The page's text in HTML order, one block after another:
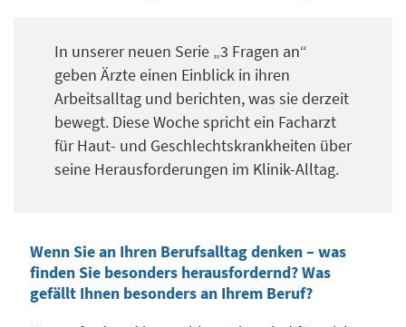
In unserer neuen Serie „3 Fragen an“
geben Ärzte einen Einblick in ihren
Arbeitsalltag und berichten, was sie derzeit
bewegt. Diese Woche spricht ein Facharzt
für Haut- und Geschlechtskrankheiten über
seine Herausforderungen im Klinik-Alltag.
Wenn Sie an Ihren Berufsalltag denken – was
finden Sie besonders herausfordernd? Was
gefällt Ihnen besonders an Ihrem Beruf?